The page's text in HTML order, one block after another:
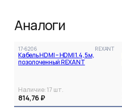
Аналоги
17-6206 REXANT
Кабель HDMI – HDMI 1.4, 5м,
позолоченный REXANT
Наличие:17 шт.
814,76 ₽